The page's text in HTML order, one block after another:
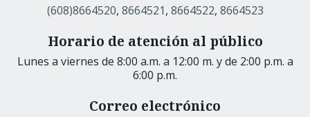
(608)8664520, 8664521, 8664522, 8664523
Horario de atención al público
Lunes a viernes de 8:00 a.m. a 12:00 m. y de 2:00 p.m. a
6:00 p.m.
Correo electrónico